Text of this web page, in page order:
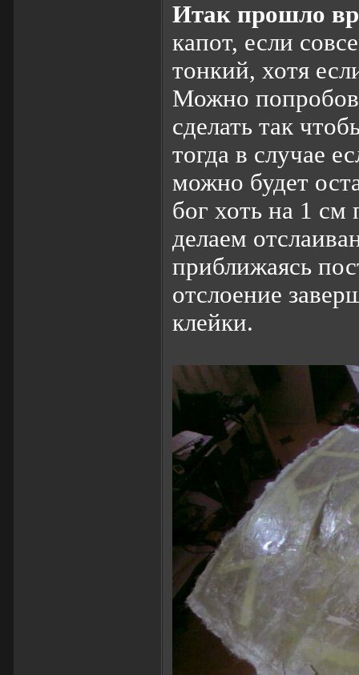
Итак прошло
капот, если
тонкий, хотя
Можно
сделать так
тогда в случае
можно будет
бог хоть на 1 см
делаем
приближаясь
отслоение
клейки.